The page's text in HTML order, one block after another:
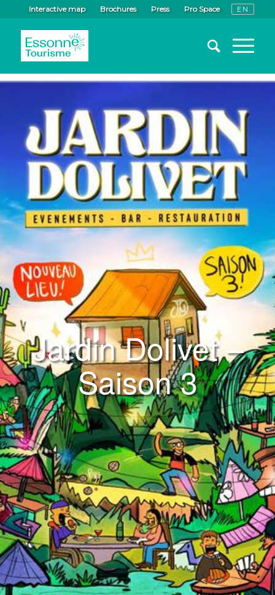
Interactive map Brochures Press Pro Space
Jardin Dolivet –
Saison 3